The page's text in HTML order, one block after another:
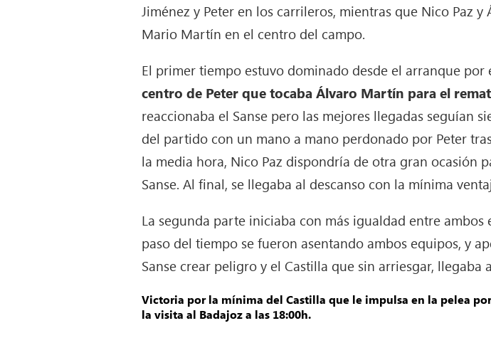
Jiménez y Peter en los carrileros, mientras que Nico Paz
Mario Martín en el centro del campo.
El primer tiempo estuvo dominado desde el arranque
centro de Peter que tocaba Álvaro Martín para el
reaccionaba el Sanse pero las mejores llegadas seguían
del partido con un mano a mano perdonado por Peter
la media hora, Nico Paz dispondría de otra gran ocasión
Sanse. Al final, se llegaba al descanso con la mínima
La segunda parte iniciaba con más igualdad entre ambos
paso del tiempo se fueron asentando ambos equipos, y
Sanse crear peligro y el Castilla que sin arriesgar,
Victoria por la mínima del Castilla que le impulsa en la pelea
la visita al Badajoz a las 18:00h.